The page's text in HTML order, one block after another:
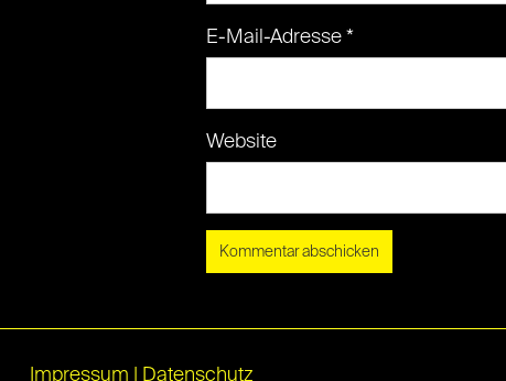
E-Mail-Adresse *
Website
Impressum Datenschutz